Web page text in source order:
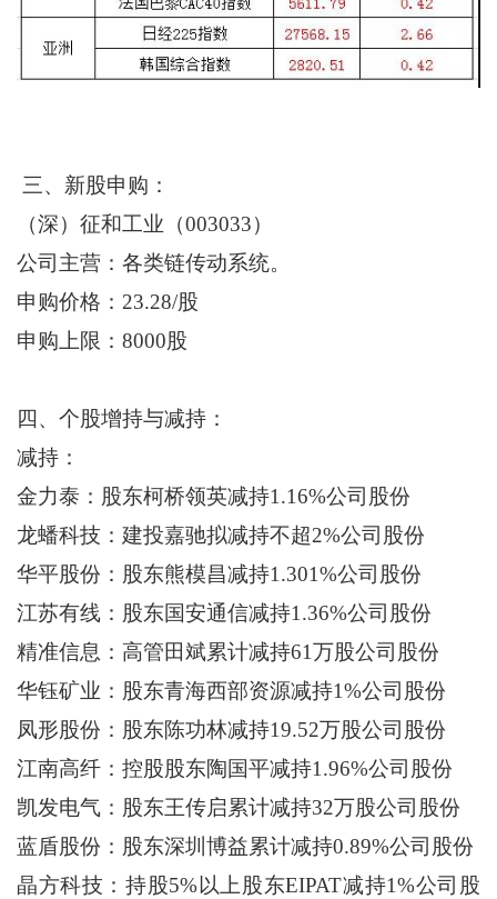
三、新股申购：
（深）征和工业（003033）
公司主营：各类链传动系统。
申购价格：23.28/股
申购上限：8000股
四、个股增持与减持：
减持：
金力泰：股东柯桥领英减持1.16%公司股份
龙蟠科技：建投嘉驰拟减持不超2%公司股份
华平股份：股东熊模昌减持1.301%公司股份
江苏有线：股东国安通信减持1.36%公司股份
精准信息：高管田斌累计减持61万股公司股份
华钰矿业：股东青海西部资源减持1%公司股份
凤形股份：股东陈功林减持19.52万股公司股份
江南高纤：控股股东陶国平减持1.96%公司股份
凯发电气：股东王传启累计减持32万股公司股份
蓝盾股份：股东深圳博益累计减持0.89%公司股份
晶方科技：持股5%以上股东EIPAT减持1%公司股